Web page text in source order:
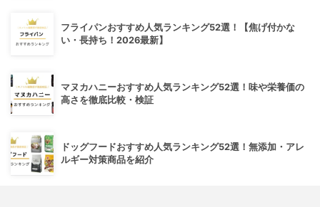
フライパンおすすめ人気ランキング52選！【焦げ付かな
い・長持ち！2026最新】
マヌカハニーおすすめ人気ランキング52選！味や栄養価の
高さを徹底比較・検証
ドッグフードおすすめ人気ランキング52選！無添加・アレ
ルギー対策商品を紹介